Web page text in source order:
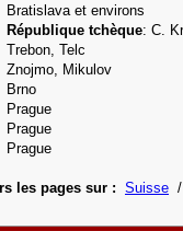
et environs
République tchèque: C.
Telc
Znojmo, Mikulov
Brno
Prague
Prague
Prague
les pages sur : Suisse